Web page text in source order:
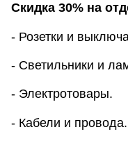
Скидка 30% на
- Розетки и
- Светильники и
- Электротовары.
- Кабели и провода.